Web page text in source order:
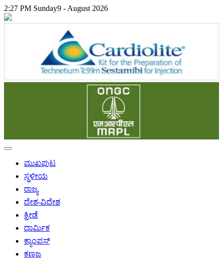
2:27 PM Sunday9 - August 2026
ಮುಖಪುಟ
ಸ್ಥಳೀಯ
ರಾಜ್ಯ
ದೇಶ-ವಿದೇಶ
ಕ್ರೀಡೆ
ಧಾರ್ಮಿಕ
ಕ್ಯಾಂಪಸ್
ಕಣಜ